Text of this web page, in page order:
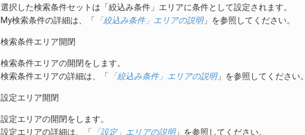
選択した検索条件セットは「絞込み条件」エリアに条件として設定されます。
My検索条件の詳細は、「
「絞込み条件」エリアの説明」を参照してください。
検索条件エリア開閉
検索条件エリアの開閉をします。
検索条件エリアの詳細は、「
「絞込み条件」エリアの説明」を参照してください。
設定エリア開閉
設定エリアの開閉をします。
設定エリアの詳細は、「
「設定」エリアの説明」を参照してください。